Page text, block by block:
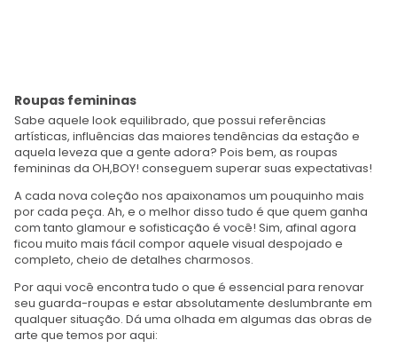
Roupas femininas
Sabe aquele look equilibrado, que possui referências
artísticas, influências das maiores tendências da estação e
aquela leveza que a gente adora? Pois bem, as roupas
femininas da OH,BOY! conseguem superar suas expectativas!
A cada nova coleção nos apaixonamos um pouquinho mais
por cada peça. Ah, e o melhor disso tudo é que quem ganha
com tanto glamour e sofisticação é você! Sim, afinal agora
ficou muito mais fácil compor aquele visual despojado e
completo, cheio de detalhes charmosos.
Por aqui você encontra tudo o que é essencial para renovar
seu guarda-roupas e estar absolutamente deslumbrante em
qualquer situação. Dá uma olhada em algumas das obras de
arte que temos por aqui: